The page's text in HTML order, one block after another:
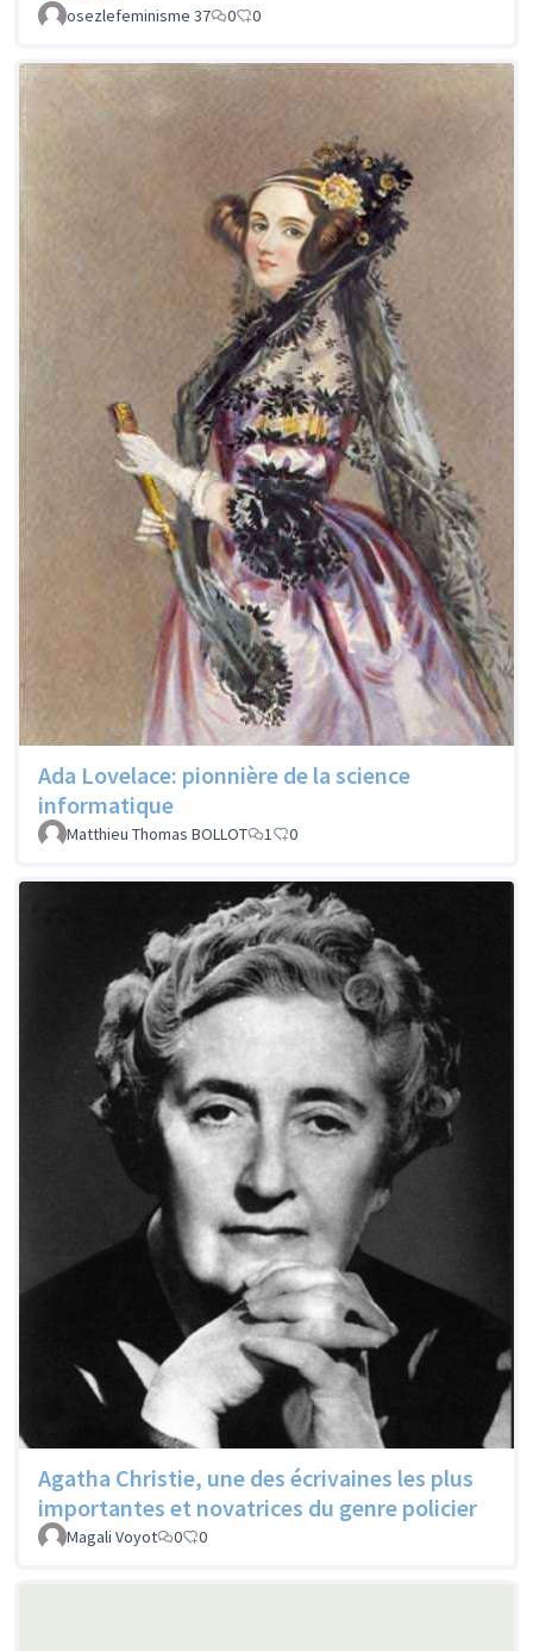
osezlefeminisme 37 0 0
Ada Lovelace: pionnière de la science
informatique
Matthieu Thomas BOLLOT 1 0
Agatha Christie, une des écrivaines les plus
importantes et novatrices du genre policier
Magali Voyot 0 0